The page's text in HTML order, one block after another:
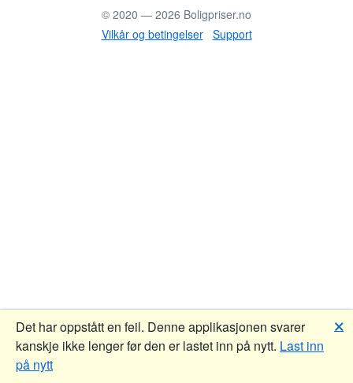
© 2020 — 2026 Boligpriser.no
Vilkår og betingelser
Support
Det har oppstått en feil. Denne applikasjonen svarer
kanskje ikke lenger før den er lastet inn på nytt. Last inn
på nytt
🗙